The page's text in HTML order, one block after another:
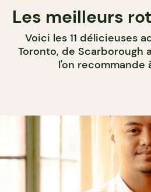
Les meilleurs
Voici les 11 délicieuses
Toronto, de Scarborough
l'on recommande